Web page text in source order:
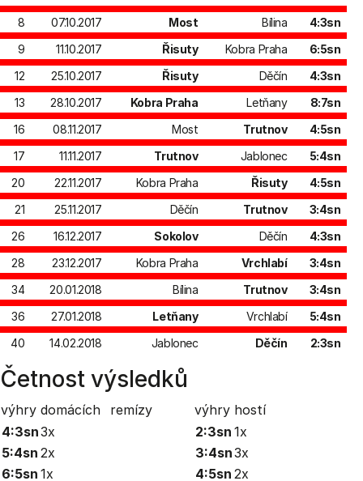
8 07.10.2017 Most Bílina
4:3sn
9
11.10.2017 Řisuty Kobra Praha
6:5sn
12
25.10.2017 Řisuty Děčín
4:3sn
13
28.10.2017 Kobra Praha Letňany
8:7sn
16
08.11.2017 Most Trutnov
4:5sn
17
11.11.2017 Trutnov Jablonec
5:4sn
20
22.11.2017 Kobra Praha Řisuty
4:5sn
21
25.11.2017 Děčín Trutnov
3:4sn
26
16.12.2017 Sokolov Děčín
4:3sn
28
23.12.2017 Kobra Praha Vrchlabí
3:4sn
34
20.01.2018 Bílina Trutnov
3:4sn
36
27.01.2018 Letňany Vrchlabí
5:4sn
40
14.02.2018 Jablonec Děčín 2:3sn
Četnost výsledků
výhry domácích remízy výhry hostí
4:3sn3x
5:4sn 2x
6:5sn 1x
2:3sn 1x
3:4sn3x
4:5sn 2x